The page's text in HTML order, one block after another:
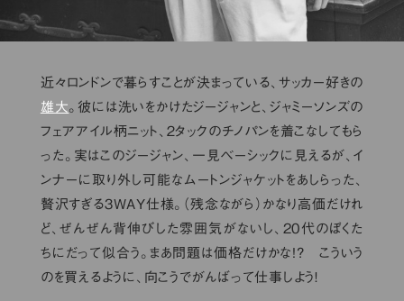
近々ロンドンで暮らすことが決まっている、サッカー好きの
雄大。彼には洗いをかけたジージャンと、ジャミーソンズの
フェアアイル柄ニット、２タックのチノパンを着こなしてもら
った。実はこのジージャン、一見ベーシックに見えるが、イ
ンナーに取り外し可能なムートンジャケットをあしらった、
贅沢すぎる３WAY仕様。（残念ながら）かなり高価だけれ
ど、ぜんぜん背伸びした雰囲気がないし、20代のぼくた
ちにだって似合う。まあ問題は価格だけかな!? こういう
のを買えるように、向こうでがんばって仕事しよう！